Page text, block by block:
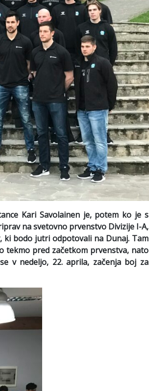
Kari Savolainen je, potem ko je s
na svetovno prvenstvo Divizije I-A,
ki bodo jutri odpotovali na Dunaj. Tam
tekmo pred začetkom prvenstva, nato
v nedeljo, 22. aprila, začenja boj za